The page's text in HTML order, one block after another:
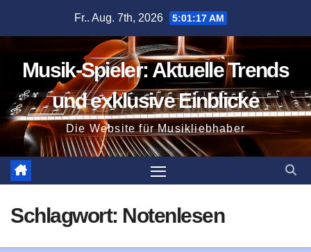
Fr.. Aug. 7th, 2026 5:01:18 AM
Musik-Spieler: Aktuelle Trends
und exklusive Einblicke
Die Website für Musikliebhaber
Schlagwort: Notenlesen